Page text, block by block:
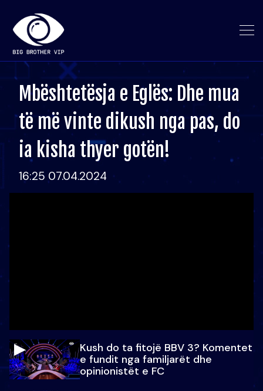
Mbështetësja e Eglës: Dhe mua
të më vinte dikush nga pas, do
ia kisha thyer gotën!
16:25 07.04.2024
Kush do ta fitojë BBV 3? Komentet
e fundit nga familjarët dhe
opinionistët e FC